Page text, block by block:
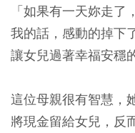
「如果有一天妳走
我的話，感動的掉下
讓女兒過著幸福安穩
這位母親很有智慧，
將現金留給女兒，反